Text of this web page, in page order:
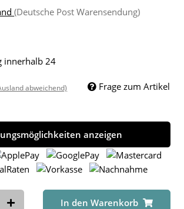
(Deutsche Post Warensendung)
innerhalb 24
abweichend) Frage zum Artikel
anzeigen
In den Warenkorb